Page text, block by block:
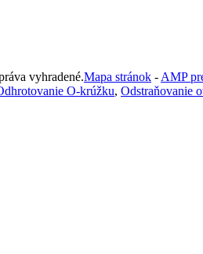
vyhradené.Mapa stránok - AMP
O-krúžku, Odstraňovanie